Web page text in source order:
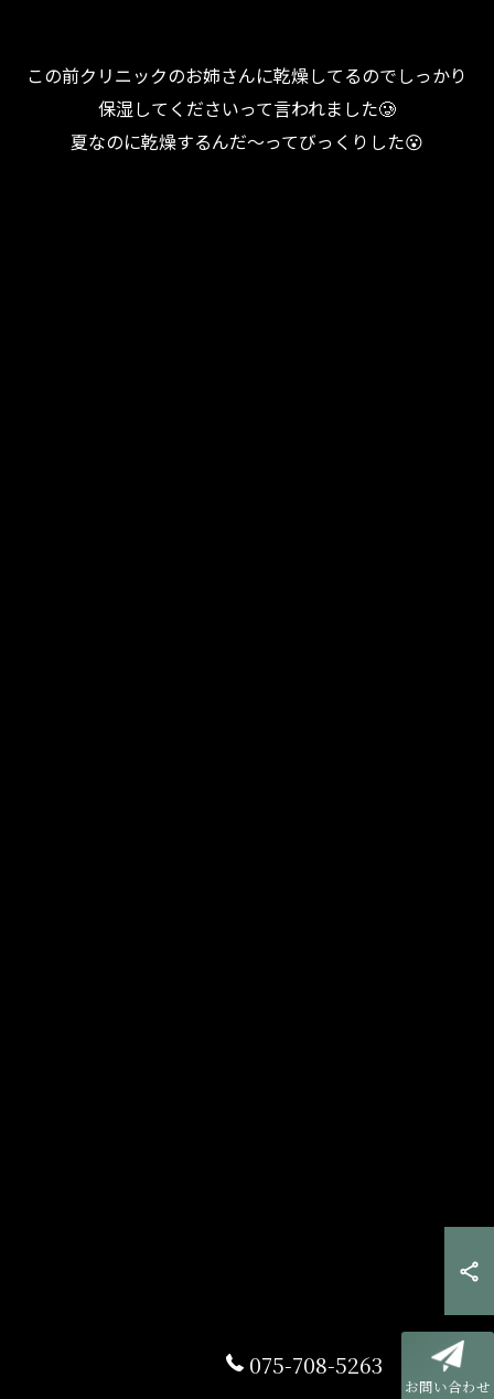
この前クリニックのお姉さんに乾燥してるのでしっかり
保湿してくださいって言われました🥲
夏なのに乾燥するんだ～ってびっくりした😮
075-708-5263
お問い合わせ